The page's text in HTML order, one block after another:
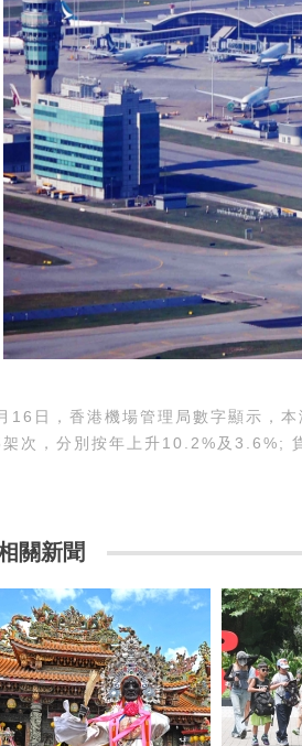
日，香港機場管理局數字顯示，本
次，分別按年上升10.2%及3.6%;
關新聞